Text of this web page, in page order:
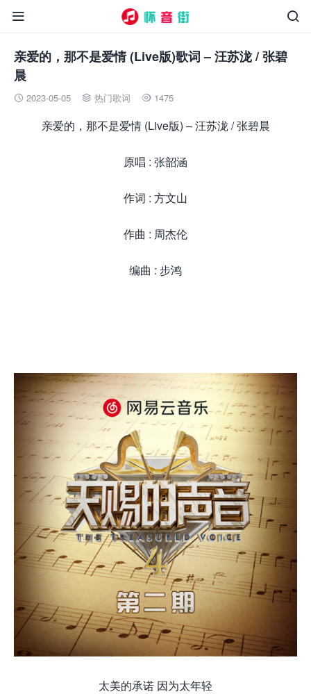


亲爱的，那不是爱情 (Live版)歌词 – 汪苏泷 / 张碧
晨
 2023-05-05  热门歌词  1475
亲爱的，那不是爱情 (Live版) – 汪苏泷 / 张碧晨
原唱 : 张韶涵
作词 : 方文山
作曲 : 周杰伦
编曲 : 步鸿
太美的承诺 因为太年轻